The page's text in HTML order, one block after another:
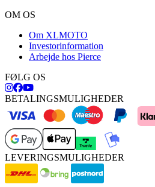
OM OS
Om XLMOTO
Investorinformation
Arbejde hos Pierce
FØLG OS
BETALINGSMULIGHEDER
LEVERINGSMULIGHEDER